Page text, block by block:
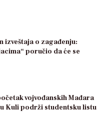
izveštaja o zagađenju:
poručio da će se
vojvođanskih Mađara
Kuli podrži studentsku listu